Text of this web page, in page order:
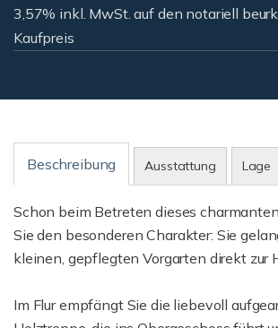
3,57% inkl. MwSt. auf den notariell
Kaufpreis
Beschreibung Ausstattung Lage
Schon beim Betreten dieses
Sie den besonderen Charakter: Sie
kleinen, gepflegten Vorgarten direkt zur
Im Flur empfängt Sie die liebevoll